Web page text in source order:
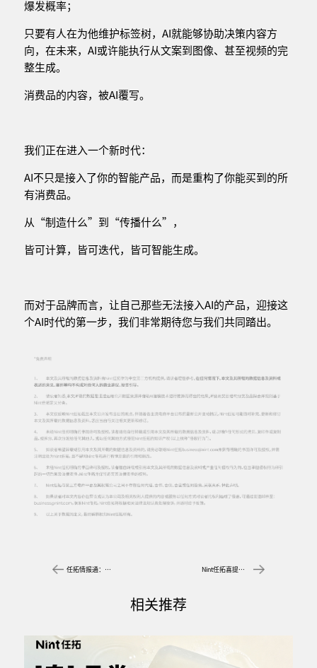
爆发概率；
只要有人在为他维护标签树，AI就能够协助决策内容方
向，在未来，AI或许能执行从文案到图像、甚至视频的完
整生成。
消费品的内容，被AI覆写。
我们正在进入一个新时代：
AI不只是接入了你的智能产品，而是重构了你能买到的所
有消费品。
从“制造什么”到“传播什么”，
皆可计算，皆可迭代，皆可智能生成。
而对于品牌而言，让自己那些无法接入AI的产品，迎接这
个AI时代的第一步，我们非常期待您与我们共同踏出。
任拓情报通：全域电商平台数据分析软件，赋能品牌科学决策 Nint任拓喜提创新营销奖三项大奖，电商分析系统驱动品牌数字化决策
相关推荐